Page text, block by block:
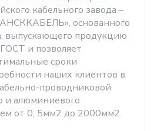
кабельного завода –
основанного
выпускающего продукцию
и позволяет
сроки
наших клиентов в
проводниковой
и алюминиевого
от 0, 5мм2 до 2000мм2.